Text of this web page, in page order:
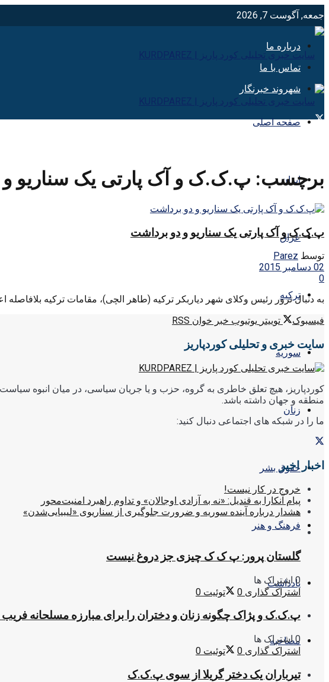
جمعه, آگوست 7, 2026
درباره ما
تماس با ما
شهروند خبرنگار
صفحه اصلی
ایران
عراق
ترکیه
سوریه
زنان
حقوق بشر
فرهنگ و هنر
یادداشت
مصاحبه
برچسب: پ.ک.ک و آک پارتی یک سناریو
پ.ک.ک و آک پارتی یک سناریو و دو برداشت
توسط Parez
02 دسامبر 2015
0
به دنبال ترور رئیس وکلای شهر دیاربکر ترکیه (طاهر الچی)، مقامات ترکیه بلافاصله
فیسبوک
توییتر یوتیوب خبر خوان RSS
سایت خبری و تحلیلی کوردپاریز
کوردپاریز، هیچ تعلق خاطری به گروه، حزب و یا جریان سیاسی، در میان انبوه
منطقه و جهان داشته باشد.
ما را در شبکه های اجتماعی دنبال کنید:
اخبار اخیر
خروج در کار نیست!
پیام آنکارا به قندیل: «نه به آزادی اوجالان» و تداوم راهبرد امنیت‌محور
هشدار درباره آینده سوریه و ضرورت جلوگیری از سناریوی «لیبیایی‌شدن»
گلستان پرور: پ ک ک چیزی جز دروغ نیست
0 اشتراک ها
اشتراک گذاری 0 توئیت 0
پ.ک.ک و پژاک چگونه زنان و دختران را برای مبارزه مسلحانه
0 اشتراک ها
اشتراک گذاری 0 توئیت 0
تیرباران یک دختر گریلا از سوی پ.ک.ک